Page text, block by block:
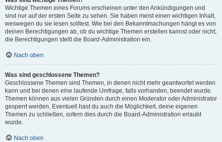
Wichtige Themen eines Forums erscheinen unter den Ankündigungen und
sind nur auf der ersten Seite zu sehen. Sie haben meist einen wichtigen Inhalt,
weswegen du sie lesen solltest. Wie bei den Bekanntmachungen hängt es von
deinen Berechtigungen ab, ob du wichtige Themen erstellen kannst oder nicht;
die Berechtigungen stellt die Board-Administration ein.
Nach oben
Was sind geschlossene Themen?
Geschlossene Themen sind Themen, in denen nicht mehr geantwortet werden
kann und bei denen eine laufende Umfrage, falls vorhanden, beendet wurde.
Themen können aus vielen Gründen durch einen Moderator oder Administrator
gesperrt werden. Eventuell hast du auch die Möglichkeit, deine eigenen
Themen zu schließen, sofern dies durch die Board-Administration erlaubt
wurde.
Nach oben